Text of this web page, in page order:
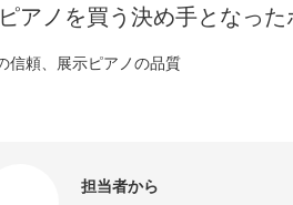
ピアノを買う決め手となった
信頼、展示ピアノの品質
担当者から